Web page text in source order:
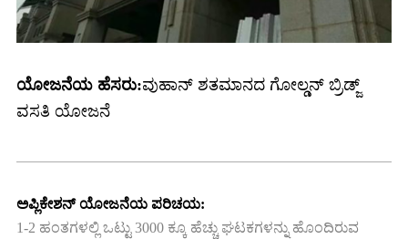
ಯೋಜನೆಯ ಹೆಸರು:ವುಹಾನ್ ಶತಮಾನದ ಗೋಲ್ಡನ್ ಬ್ರಿಡ್ಜ್
ವಸತಿ ಯೋಜನೆ
ಅಪ್ಲಿಕೇಶನ್ ಯೋಜನೆಯ ಪರಿಚಯ:
1-2 ಹಂತಗಳಲ್ಲಿ ಒಟ್ಟು 3000 ಕ್ಕೂ ಹೆಚ್ಚು ಘಟಕಗಳನ್ನು ಹೊಂದಿರುವ